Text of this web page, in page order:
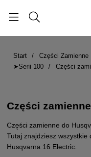
Start Części Zamienne
➤Serii 100
Części
Części
Części zamienne do
Tutaj znajdziesz
Husqvarna 16 Electric.